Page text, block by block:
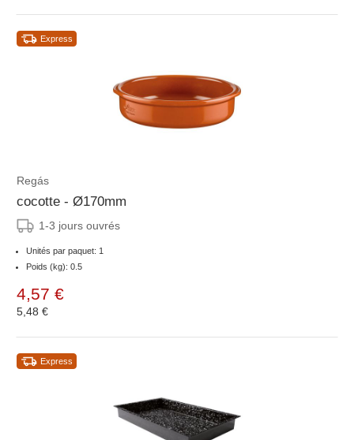
Express
Regás
cocotte - Ø170mm
1-3 jours ouvrés
Unités par paquet: 1
Poids (kg): 0.5
4,57 €
5,48 €
Express